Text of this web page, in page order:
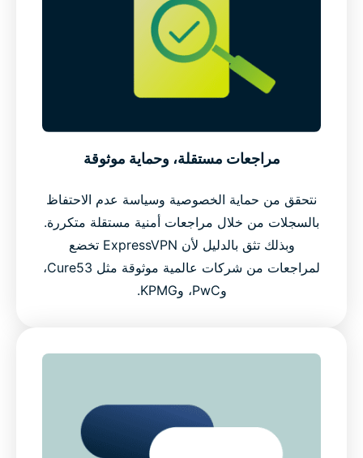
مراجعات مستقلة، وحماية موثوقة
نتحقق من حماية الخصوصية وسياسة عدم الاحتفاظ
بالسجلات من خلال مراجعات أمنية مستقلة متكررة.
وبذلك تثق بالدليل لأن ExpressVPN تخضع
لمراجعات من شركات عالمية موثوقة مثل Cure53،
وPwC، وKPMG.